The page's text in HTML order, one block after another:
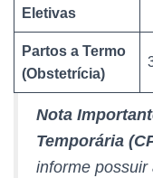
Eletivas
Partos a Termo
(Obstetrícia)
Nota
Temporária
informe